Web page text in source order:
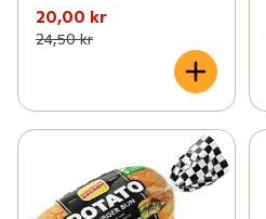
20,00 kr
24,50 kr